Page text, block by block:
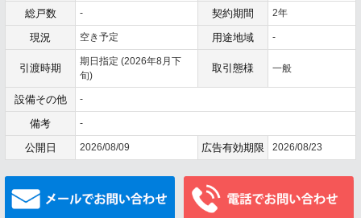
総戸数 - 契約期間 2年
現況 空き予定 用途地域 -
引渡時期
期日指定 (2026年8月下
旬)
取引態様 一般
設備その他 -
備考 -
公開日 2026/08/09 広告有効期限 2026/08/23
メールでお問い合わせ